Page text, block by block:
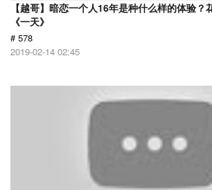
【越哥】暗恋一个人16年是种什么样的体验？
《一天》
# 578
2019-02-14 02:45